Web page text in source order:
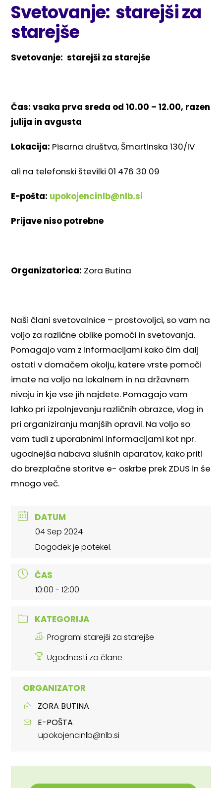
Svetovanje: starejši za
starejše
Svetovanje: starejši za starejše
Čas: vsaka prva sreda od 10.00 – 12.00, razen
julija in avgusta
Lokacija: Pisarna društva, Šmartinska 130/IV
ali na telefonski številki 01 476 30 09
E-pošta: upokojencinlb@nlb.si
Prijave niso potrebne
Organizatorica: Zora Butina
Naši člani svetovalnice – prostovoljci, so vam na
voljo za različne oblike pomoči in svetovanja.
Pomagajo vam z informacijami kako čim dalj
ostati v domačem okolju, katere vrste pomoči
imate na voljo na lokalnem in na državnem
nivoju in kje vse jih najdete. Pomagajo vam
lahko pri izpolnjevanju različnih obrazce, vlog in
pri organiziranju manjših opravil. Na voljo so
vam tudi z uporabnimi informacijami kot npr.
ugodnejša nabava slušnih aparatov, kako priti
do brezplačne storitve e- oskrbe prek ZDUS in še
mnogo več.
DATUM
04 Sep 2024
Dogodek je potekel.
ČAS
10:00 - 12:00
KATEGORIJA
Programi starejši za starejše
Ugodnosti za člane
ORGANIZATOR
ZORA BUTINA
E-POŠTA
upokojencinlb@nlb.si